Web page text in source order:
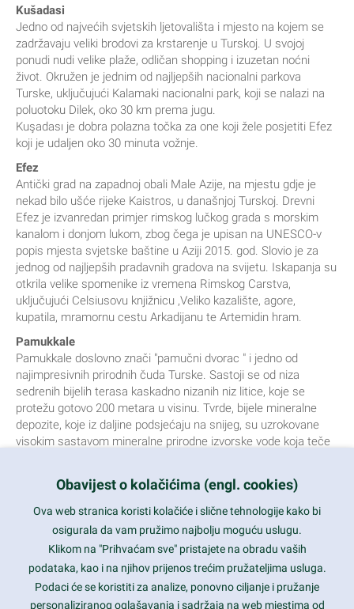
Kušadasi
Jedno od najvećih svjetskih ljetovališta i mjesto na kojem se
zadržavaju veliki brodovi za krstarenje u Turskoj. U svojoj
ponudi nudi velike plaže, odličan shopping i izuzetan noćni
život. Okružen je jednim od najljepših nacionalni parkova
Turske, uključujući Kalamaki nacionalni park, koji se nalazi na
poluotoku Dilek, oko 30 km prema jugu.
Kuşadası je dobra polazna točka za one koji žele posjetiti Efez
koji je udaljen oko 30 minuta vožnje.
Efez
Antički grad na zapadnoj obali Male Azije, na mjestu gdje je
nekad bilo ušće rijeke Kaistros, u današnjoj Turskoj. Drevni
Efez je izvanredan primjer rimskog lučkog grada s morskim
kanalom i donjom lukom, zbog čega je upisan na UNESCO-v
popis mjesta svjetske baštine u Aziji 2015. god. Slovio je za
jednog od najljepših pradavnih gradova na svijetu. Iskapanja su
otkrila velike spomenike iz vremena Rimskog Carstva,
uključujući Celsiusovu knjižnicu ,Veliko kazalište, agore,
kupatila, mramornu cestu Arkadijanu te Artemidin hram.
Pamukkale
Pamukkale doslovno znači "pamučni dvorac " i jedno od
najimpresivnih prirodnih čuda Turske. Sastoji se od niza
sedrenih bijelih terasa kaskadno nizanih niz litice, koje se
protežu gotovo 200 metara u visinu. Tvrde, bijele mineralne
depozite, koje iz daljine podsjećaju na snijeg, su uzrokovane
visokim sastavom mineralne prirodne izvorske vode koja teče
uspostavljenim pravilima kako bi se sačuvale njene ljepote,
uključujući činjenicu da posjetitelji ne mogu više hodati po
terasama
Hierapolis
Antički grad koji se proteže iznad bajkovitih vapnenačkih
„terasa“ Pamukkala. Osnovala ga je pergamska kraljevska
dinastija Atalida u 2. stoljeću pr. Kr. kao lječilište. Danas
Obavijest o kolačićima (engl. cookies)
Ova web stranica koristi kolačiće i slične tehnologije kako bi
osigurala da vam pružimo najbolju moguću uslugu.
Klikom na "Prihvaćam sve" pristajete na obradu vaših
podataka, kao i na njihov prijenos trećim pružateljima usluga.
Podaci će se koristiti za analize, ponovno ciljanje i pružanje
personaliziranog oglašavanja i sadržaja na web mjestima od